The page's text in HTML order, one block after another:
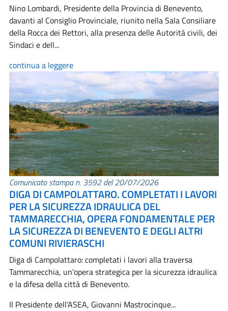
Nino Lombardi, Presidente della Provincia di Benevento,
davanti al Consiglio Provinciale, riunito nella Sala Consiliare
della Rocca dei Rettori, alla presenza delle Autorità civili, dei
Sindaci e dell...
continua a leggere
Comunicato stampa n. 3592 del 20/07/2026
DIGA DI CAMPOLATTARO. COMPLETATI I LAVORI
PER LA SICUREZZA IDRAULICA DEL
TAMMARECCHIA, OPERA FONDAMENTALE PER
LA SICUREZZA DI BENEVENTO E DEGLI ALTRI
COMUNI RIVIERASCHI
Diga di Campolattaro: completati i lavori alla traversa
Tammarecchia, un’opera strategica per la sicurezza idraulica
e la difesa della città di Benevento.
Il Presidente dell’ASEA, Giovanni Mastrocinque...